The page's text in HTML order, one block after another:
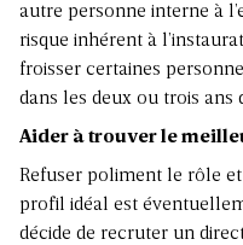
autre personne interne à
risque inhérent à
froisser certaines
dans les deux ou trois ans
Aider à trouver le
Refuser poliment le rôle
profil idéal est
décide de recruter un